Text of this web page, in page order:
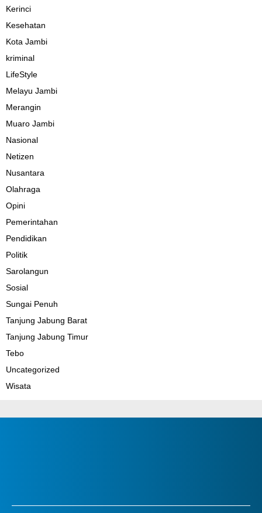
Kerinci
Kesehatan
Kota Jambi
kriminal
LifeStyle
Melayu Jambi
Merangin
Muaro Jambi
Nasional
Netizen
Nusantara
Olahraga
Opini
Pemerintahan
Pendidikan
Politik
Sarolangun
Sosial
Sungai Penuh
Tanjung Jabung Barat
Tanjung Jabung Timur
Tebo
Uncategorized
Wisata